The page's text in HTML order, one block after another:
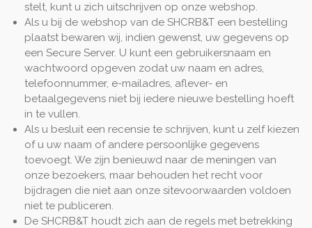
stelt, kunt u zich uitschrijven op onze webshop.
Als u bij de webshop van de SHCRB&T een bestelling
plaatst bewaren wij, indien gewenst, uw gegevens op
een Secure Server. U kunt een gebruikersnaam en
wachtwoord opgeven zodat uw naam en adres,
telefoonnummer, e-mailadres, aflever- en
betaalgegevens niet bij iedere nieuwe bestelling hoeft
in te vullen.
Als u besluit een recensie te schrijven, kunt u zelf kiezen
of u uw naam of andere persoonlijke gegevens
toevoegt. We zijn benieuwd naar de meningen van
onze bezoekers, maar behouden het recht voor
bijdragen die niet aan onze sitevoorwaarden voldoen
niet te publiceren.
De SHCRB&T houdt zich aan de regels met betrekking